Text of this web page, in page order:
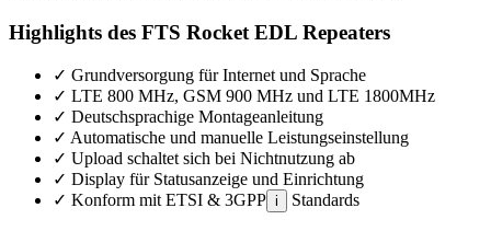
Highlights des FTS Rocket EDL Repeaters
✓ Grundversorgung für Internet und Sprache
✓ LTE 800 MHz, GSM 900 MHz und LTE 1800MHz
✓ Deutschsprachige Montageanleitung
✓ Automatische und manuelle Leistungseinstellung
✓ Upload schaltet sich bei Nichtnutzung ab
✓ Display für Statusanzeige und Einrichtung
✓ Konform mit ETSI & 3GPP i Standards